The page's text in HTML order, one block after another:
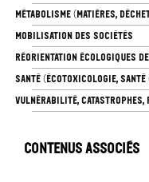
MÉTABOLISME (MATIÈRES,
MOBILISATION DES SOCIÉTÉS
RÉORIENTATION ÉCOLOGIQUES
SANTÉ (ÉCOTOXICOLOGIE, SANTÉ
VULNÉRABILITÉ, CATASTROPHES,
Contenus associés